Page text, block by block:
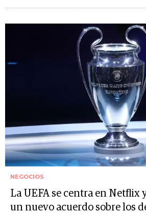
NEGOCIOS
La UEFA se centra en Netflix
un nuevo acuerdo sobre los